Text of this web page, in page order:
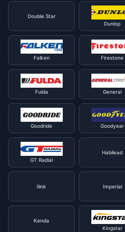
Double Star
Dunlop
Falken Firestone
Fulda General
Goodride Goodyear
GT Radial
Habilead
Ilink
Imperial
Kenda
Kingstar